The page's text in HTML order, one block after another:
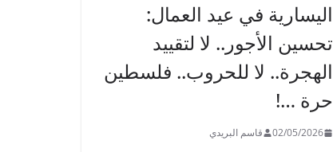
اليسارية في عيد العمال:
تحسين الأجور.. لا لتقييد
الهجرة.. لا للحروب.. فلسطين
حرة …!
02/05/2026 قاسم البريدي